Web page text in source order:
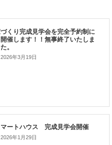
前の記事
家づくりこぼれ話！
2026年3月19日
2026年1月29日